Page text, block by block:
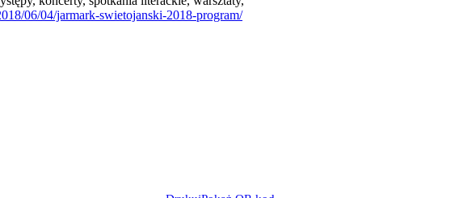
06/04/jarmark-swietojanski-2018-program/